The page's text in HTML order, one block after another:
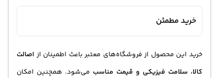
خرید مطمئن
خرید این محصول از فروشگاه‌های معتبر باعث اطمینان از اصالت
کالا، سلامت فیزیکی و قیمت مناسب می‌شود. همچنین امکان